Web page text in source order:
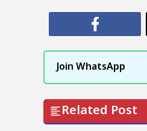
Join WhatsApp
Related Post